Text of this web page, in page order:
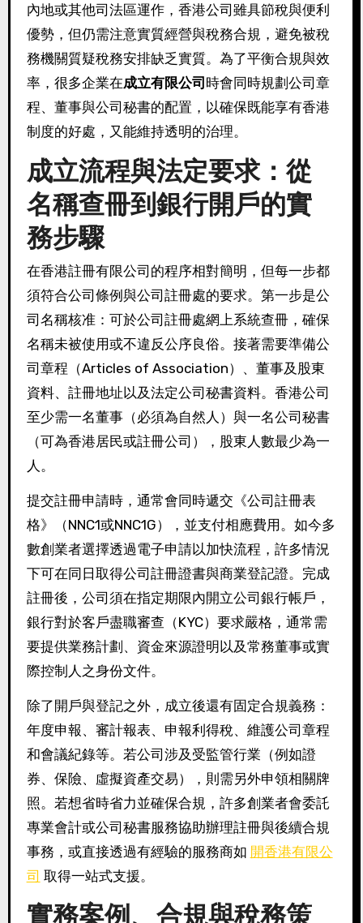
內地或其他司法區運作，香港公司雖具節稅與便利
優勢，但仍需注意實質經營與稅務合規，避免被稅
務機關質疑稅務安排缺乏實質。為了平衡合規與效
率，很多企業在成立有限公司時會同時規劃公司章
程、董事與公司秘書的配置，以確保既能享有香港
制度的好處，又能維持透明的治理。
成立流程與法定要求：從
名稱查冊到銀行開戶的實
務步驟
在香港註冊有限公司的程序相對簡明，但每一步都
須符合公司條例與公司註冊處的要求。第一步是公
司名稱核准：可於公司註冊處網上系統查冊，確保
名稱未被使用或不違反公序良俗。接著需要準備公
司章程（Articles of Association）、董事及股東
資料、註冊地址以及法定公司秘書資料。香港公司
至少需一名董事（必須為自然人）與一名公司秘書
（可為香港居民或註冊公司），股東人數最少為一
人。
提交註冊申請時，通常會同時遞交《公司註冊表
格》（NNC1或NNC1G），並支付相應費用。如今多
數創業者選擇透過電子申請以加快流程，許多情況
下可在同日取得公司註冊證書與商業登記證。完成
註冊後，公司須在指定期限內開立公司銀行帳戶，
銀行對於客戶盡職審查（KYC）要求嚴格，通常需
要提供業務計劃、資金來源證明以及常務董事或實
際控制人之身份文件。
除了開戶與登記之外，成立後還有固定合規義務：
年度申報、審計報表、申報利得稅、維護公司章程
和會議紀錄等。若公司涉及受監管行業（例如證
券、保險、虛擬資產交易），則需另外申領相關牌
照。若想省時省力並確保合規，許多創業者會委託
專業會計或公司秘書服務協助辦理註冊與後續合規
事務，或直接透過有經驗的服務商如 開香港有限公
司 取得一站式支援。
實務案例、合規與稅務策